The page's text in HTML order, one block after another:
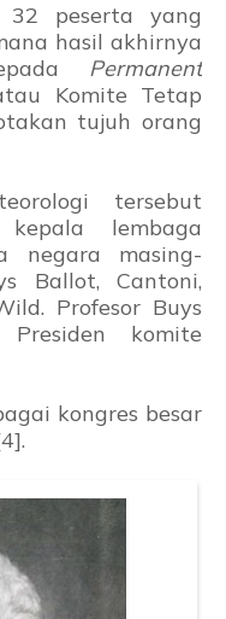
32 peserta yang
hasil akhirnya
Permanent
Komite Tetap
tujuh orang
tersebut
kepala lembaga
negara masing-
Ballot, Cantoni,
Profesor Buys
komite
kongres besar